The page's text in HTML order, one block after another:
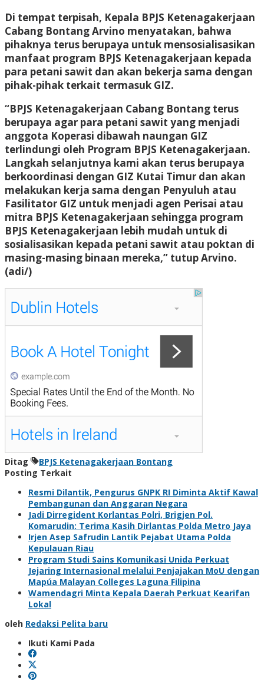
Di tempat terpisah, Kepala BPJS Ketenagakerjaan
Cabang Bontang Arvino menyatakan, bahwa
pihaknya terus berupaya untuk mensosialisasikan
manfaat program BPJS Ketenagakerjaan kepada
para petani sawit dan akan bekerja sama dengan
pihak-pihak terkait termasuk GIZ.
“BPJS Ketenagakerjaan Cabang Bontang terus
berupaya agar para petani sawit yang menjadi
anggota Koperasi dibawah naungan GIZ
terlindungi oleh Program BPJS Ketenagakerjaan.
Langkah selanjutnya kami akan terus berupaya
berkoordinasi dengan GIZ Kutai Timur dan akan
melakukan kerja sama dengan Penyuluh atau
Fasilitator GIZ untuk menjadi agen Perisai atau
mitra BPJS Ketenagakerjaan sehingga program
BPJS Ketenagakerjaan lebih mudah untuk di
sosialisasikan kepada petani sawit atau poktan di
masing-masing binaan mereka,” tutup Arvino.
(adi/)
Ditag
BPJS Ketenagakerjaan Bontang
Posting Terkait
Resmi Dilantik, Pengurus GNPK RI Diminta Aktif Kawal
Pembangunan dan Anggaran Negara
Jadi Dirregident Korlantas Polri, Brigjen Pol.
Komarudin: Terima Kasih Dirlantas Polda Metro Jaya
Irjen Asep Safrudin Lantik Pejabat Utama Polda
Kepulauan Riau
Program Studi Sains Komunikasi Unida Perkuat
Jejaring Internasional melalui Penjajakan MoU dengan
Mapúa Malayan Colleges Laguna Filipina
Wamendagri Minta Kepala Daerah Perkuat Kearifan
Lokal
oleh Redaksi Pelita baru
Ikuti Kami Pada